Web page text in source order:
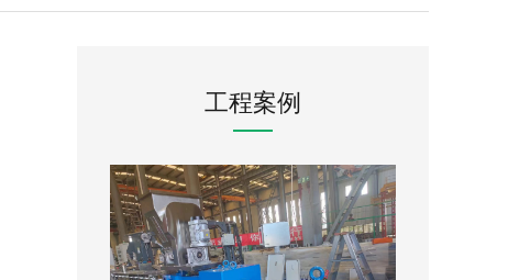
工程案例